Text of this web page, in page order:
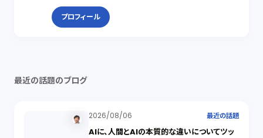
プロフィール
最近の話題のブログ
2026/08/06 最近の話題
AIに、人間とAIの本質的な違いについてツッ